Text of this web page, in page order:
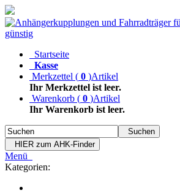
Startseite
Kasse
Merkzettel ( 0 )Artikel
Ihr Merkzettel ist leer.
Warenkorb ( 0 )Artikel
Ihr Warenkorb ist leer.
Suchen
HIER zum AHK-Finder
Menü
Kategorien: